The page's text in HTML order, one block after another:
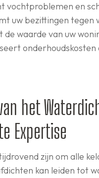
vochtproblemen en
uw bezittingen tegen
de waarde van uw
het
Expertise
zijn om alle
kan leiden tot